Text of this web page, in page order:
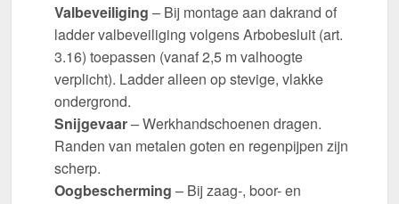
Valbeveiliging – Bij montage aan dakrand of
ladder valbeveiliging volgens Arbobesluit (art.
3.16) toepassen (vanaf 2,5 m valhoogte
verplicht). Ladder alleen op stevige, vlakke
ondergrond.
Snijgevaar– Werkhandschoenen dragen.
Randen van metalen goten en regenpijpen zijn
scherp.
Oogbescherming – Bij zaag-, boor- en